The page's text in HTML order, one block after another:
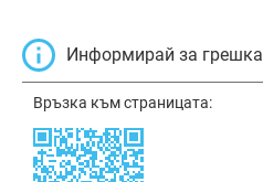
Информирай за грешка
Връзка към страницата: